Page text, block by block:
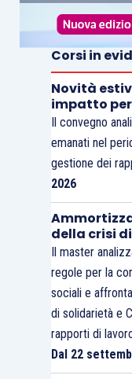
Corsi in
Novità
impatto
Il convegno
emanati nel
gestione dei
2026
della crisi
Il master
regole per la
sociali e
di solidarietà e
rapporti di
Dal 22